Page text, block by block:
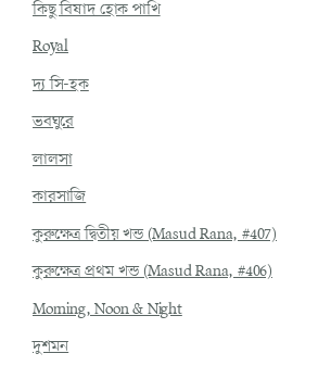
কিছু বিষাদ হোক পাখি
Royal
দ্য সি-হক
ভবঘুরে
লালসা
কারসাজি
কুরুক্ষেত্র দ্বিতীয় খন্ড (Masud Rana, #407)
কুরুক্ষেত্র প্রথম খন্ড (Masud Rana, #406)
Morning, Noon & Night
দুশমন